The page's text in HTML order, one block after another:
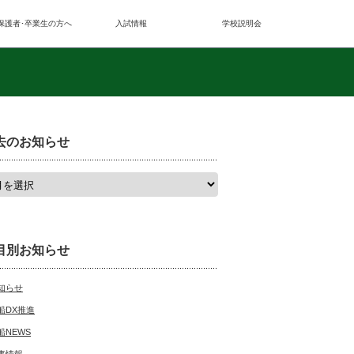
護者･卒業生の方へ 入試情報 学校説明会
のお知らせ
別お知らせ
らせ
DX推進
NEWS